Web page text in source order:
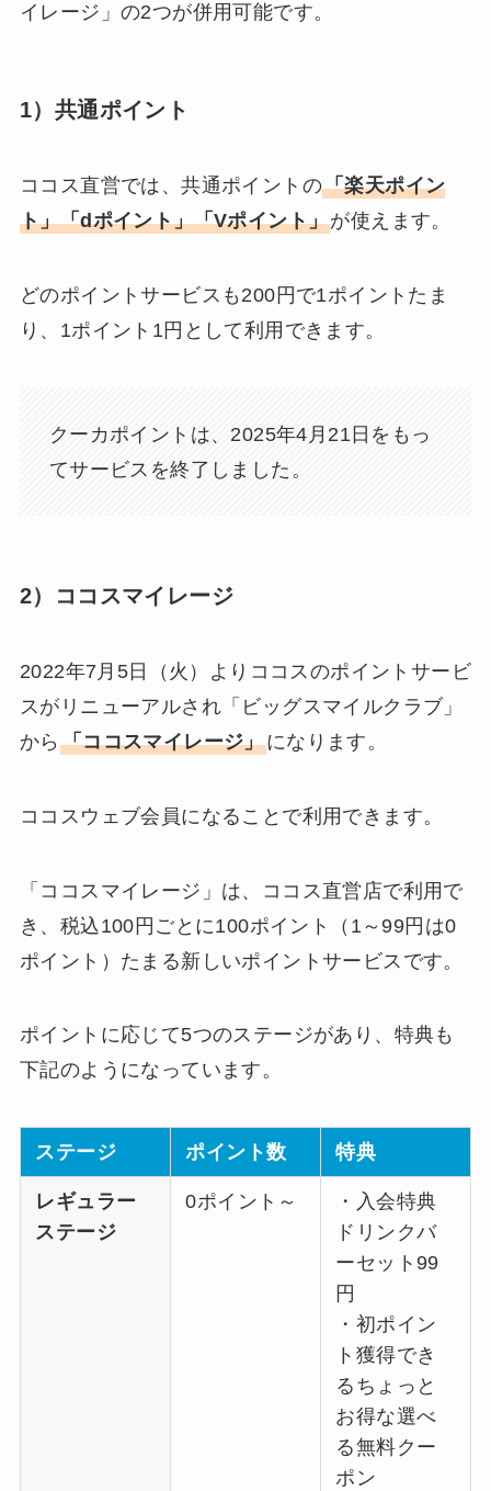
イレージ」の2つが併用可能です。
1）共通ポイント
ココス直営では、共通ポイントの「楽天ポイン
ト」「dポイント」「Vポイント」が使えます。
どのポイントサービスも200円で1ポイントたま
り、1ポイント1円として利用できます。
クーカポイントは、2025年4月21日をもっ
てサービスを終了しました。
2）ココスマイレージ
2022年7月5日（火）よりココスのポイントサービ
スがリニューアルされ「ビッグスマイルクラブ」
から 「ココスマイレージ」になります。
ココスウェブ会員になることで利用できます。
「ココスマイレージ」は、ココス直営店で利用で
き、税込100円ごとに100ポイント（1～99円は0
ポイント）たまる新しいポイントサービスです。
ポイントに応じて5つのステージがあり、特典も
下記のようになっています。
ステージ ポイント数 特典
レギュラー
ステージ
0ポイント～
・入会特典
ドリンクバ
ーセット99
円
・初ポイン
ト獲得でき
るちょっと
お得な選べ
る無料クー
ポン